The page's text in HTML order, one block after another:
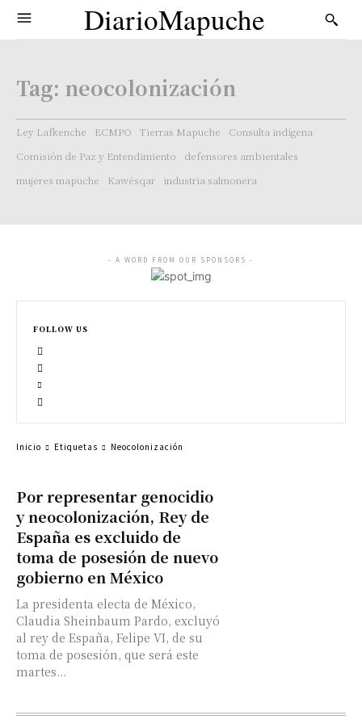
DiarioMapuche
Tag: neocolonización
Ley Lafkenche ECMPO Tierras Mapuche
Consulta indígena
Comisión de Paz y Entendimiento
defensores ambientales
mujeres mapuche
Kawésqar industria salmonera
Por representar genocidio
y neocolonización, Rey de
España es excluido de
toma de posesión de nuevo
gobierno en México
La presidenta electa de México,
Claudia Sheinbaum Pardo, excluyó
al rey de España, Felipe VI, de su
toma de posesión, que será este
martes...
- A WORD FROM OUR SPONSORS -
FOLLOW US
Inicio Etiquetas Neocolonización